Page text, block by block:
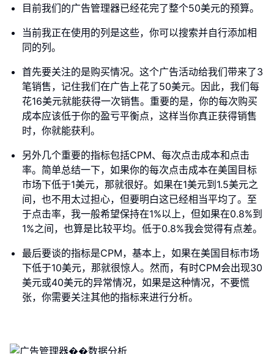
目前我们的广告管理器已经花完了整个50美元的预算。
当前我正在使用的列是这些，你可以搜索并自行添加相
同的列。
首先要关注的是购买情况。这个广告活动给我们带来了3
笔销售，记住我们在广告上花了50美元。因此，我们每
花16美元就能获得一次销售。重要的是，你的每次购买
成本应该低于你的盈亏平衡点，这样当你真正获得销售
时，你就能获利。
另外几个重要的指标包括CPM、每次点击成本和点击
率。简单总结一下，如果你的每次点击成本在美国目标
市场下低于1美元，那就很好。如果在1美元到1.5美元之
间，也不用太过担心，但要明白这已经相当平均了。至
于点击率，我一般希望保持在1%以上，但如果在0.8%到
1%之间，也算是比较平均。低于0.8%我会觉得有点差。
最后要谈的指标是CPM，基本上，如果在美国目标市场
下低于10美元，那就很惊人。然而，有时CPM会出现30
美元或40美元的异常情况，如果是这种情况，不要慌
张，你需要关注其他的指标来进行分析。